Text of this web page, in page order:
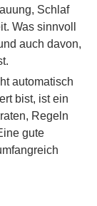
Schlaf
Was sinnvoll
auch davon,
automatisch
bist, ist ein
Regeln
gute